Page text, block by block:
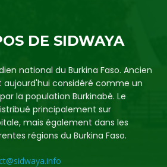
DE SIDWAYA
national du Burkina Faso. Ancien
aujourd'hui considéré comme un
la population Burkinabè. Le
principalement sur
mais également dans les
régions du Burkina Faso.